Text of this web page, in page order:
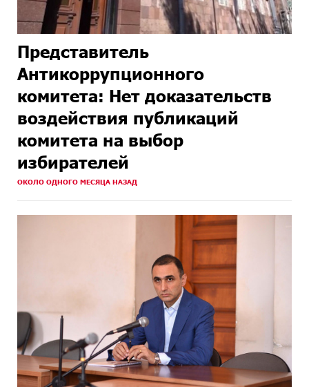
Представитель
Антикоррупционного
комитета: Нет доказательств
воздействия публикаций
комитета на выбор
избирателей
ОКОЛО ОДНОГО МЕСЯЦА НАЗАД